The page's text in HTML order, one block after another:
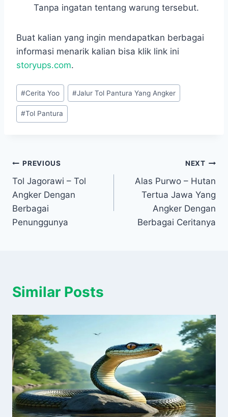
Tanpa ingatan tentang warung tersebut.
Buat kalian yang ingin mendapatkan berbagai
informasi menarik kalian bisa klik link ini
storyups.com.
Post
Tags:
#Cerita Yoo #Jalur Tol Pantura Yang Angker
#Tol Pantura
Navigasi
pos
PREVIOUS
Tol Jagorawi – Tol
Angker Dengan
Berbagai
Penunggunya
NEXT
Alas Purwo – Hutan
Tertua Jawa Yang
Angker Dengan
Berbagai Ceritanya
Similar Posts